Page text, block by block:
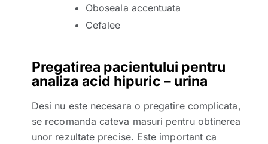
Oboseala accentuata
Cefalee
Pregatirea pacientului pentru
analiza acid hipuric – urina
Desi nu este necesara o pregatire complicata,
se recomanda cateva masuri pentru obtinerea
unor rezultate precise. Este important ca